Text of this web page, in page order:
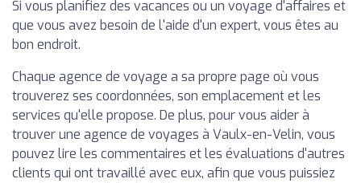
Si vous planifiez des vacances ou un voyage d'affaires et
que vous avez besoin de l'aide d'un expert, vous êtes au
bon endroit.
Chaque agence de voyage a sa propre page où vous
trouverez ses coordonnées, son emplacement et les
services qu'elle propose. De plus, pour vous aider à
trouver une agence de voyages à Vaulx-en-Velin, vous
pouvez lire les commentaires et les évaluations d'autres
clients qui ont travaillé avec eux, afin que vous puissiez